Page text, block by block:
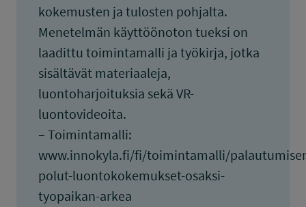
kokemusten ja tulosten pohjalta.
Menetelmän käyttöönoton tueksi on
laadittu toimintamalli ja työkirja, jotka
sisältävät materiaaleja,
luontoharjoituksia sekä VR-
luontovideoita.
– Toimintamalli:
www.innokyla.fi/fi/toimintamalli/
polut-luontokokemukset-osaksi-
tyopaikan-arkea